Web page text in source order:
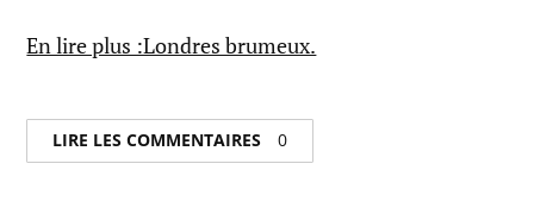
En lire plus :Londres brumeux.
LIRE LES COMMENTAIRES 0